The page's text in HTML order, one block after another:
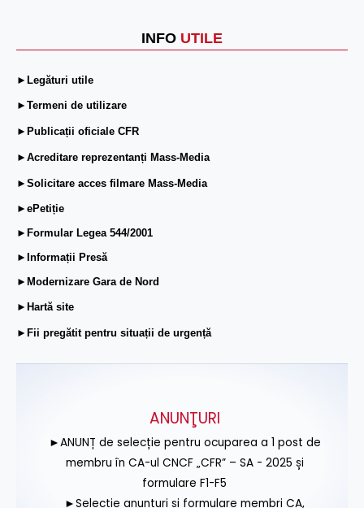
INFO UTILE
►Legături utile
►Termeni de utilizare
►Publicații oficiale CFR
►Acreditare reprezentanți Mass-Media
►Solicitare acces filmare Mass-Media
►ePetiție
►Formular Legea 544/2001
►Informații Presă
►Modernizare Gara de Nord
►Hartă site
►Fii pregătit pentru situații de urgență
ANUNŢURI
►ANUNȚ de selecție pentru ocuparea a 1 post de
membru în CA-ul CNCF „CFR” – SA - 2025 și
formulare F1-F5
►Selecție anunțuri și formulare membri CA,